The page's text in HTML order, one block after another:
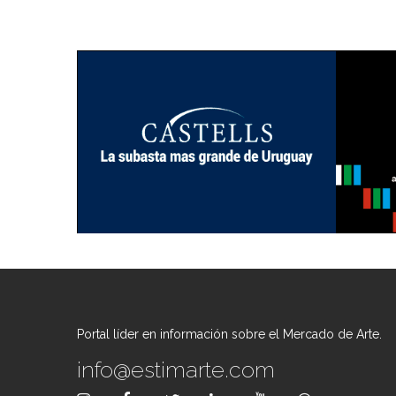
Portal líder en información sobre el Mercado de Arte.
info@estimarte.com